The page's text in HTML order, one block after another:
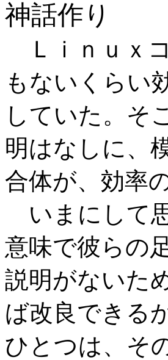
神話作り
Ｌｉｎｕｘ
もないくらい
していた。そ
明はなしに、
合体が、効率
いまにして
意味で彼らの
説明がないた
ば改良できる
ひとつは、そ